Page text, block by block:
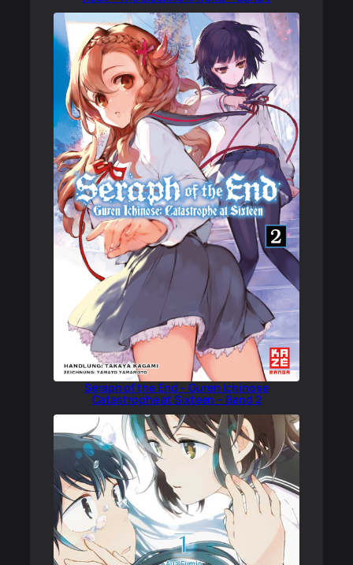
Seraph of the End – Guren Ichinose
Catastrophe at Sixteen – Band 2